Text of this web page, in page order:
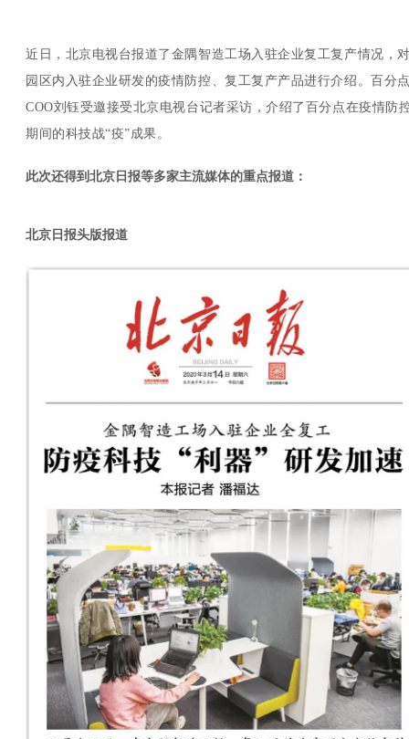
近日，北京电视台报道了金隅智造工场入驻企业复工复产情况，
园区内入驻企业研发的疫情防控、复工复产产品进行介绍。百分
COO刘钰受邀接受北京电视台记者采访，介绍了百分点在疫情防
期间的科技战“疫”成果。
此次还得到北京日报等多家主流媒体的重点报道：
北京日报头版报道